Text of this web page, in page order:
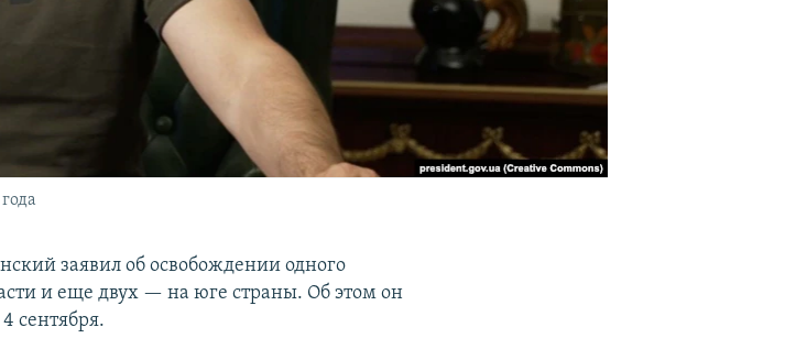
заявил об освобождении одного
и еще двух — на юге страны. Об этом он
сентября.